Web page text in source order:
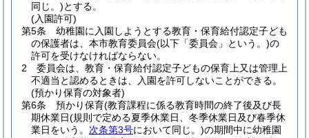
同じ。)とする。
(入園許可)
第5条
幼稚園に入園しようとする教育・保育給付認定子ども
の保護者は、本市教育委員会(以下「委員会」という。)の
許可を受けなければならない。
2
委員会は、教育・保育給付認定子どもの保育上又は管理上
不適当と認めるときは、入園を許可しないことができる。
(預かり保育の対象者)
第6条
預かり保育(教育課程に係る教育時間の終了後及び長
期休業日(規則で定める夏季休業日、冬季休業日及び春季休
業日をいう。 次条第3号において同じ。)の期間中に幼稚園